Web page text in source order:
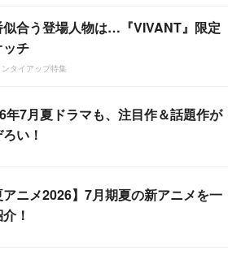
似合う登場人物は…『VIVANT』限定
ッチ
タイアップ特集
年7月夏ドラマも、注目作＆話題作が
い！
アニメ2026】7月期夏の新アニメを一
！